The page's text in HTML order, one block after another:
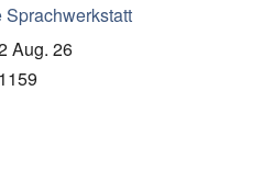
Sprachwerkstatt
Aug. 26